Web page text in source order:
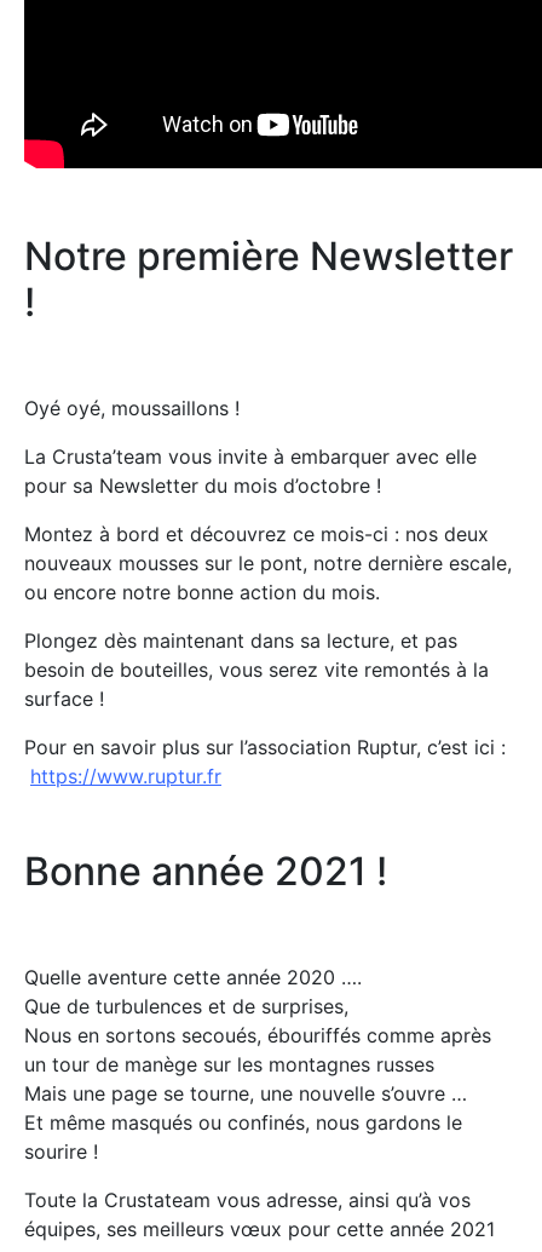
Notre première Newsletter
!
Oyé oyé, moussaillons !
La Crusta’team vous invite à embarquer avec elle
pour sa Newsletter du mois d’octobre !
Montez à bord et découvrez ce mois-ci : nos deux
nouveaux mousses sur le pont, notre dernière escale,
ou encore notre bonne action du mois.
Plongez dès maintenant dans sa lecture, et pas
besoin de bouteilles, vous serez vite remontés à la
surface !
Pour en savoir plus sur l’association Ruptur, c’est ici :
https://www.ruptur.fr
Bonne année 2021 !
Quelle aventure cette année 2020 ….
Que de turbulences et de surprises,
Nous en sortons secoués, ébouriffés comme après
un tour de manège sur les montagnes russes
Mais une page se tourne, une nouvelle s’ouvre …
Et même masqués ou confinés, nous gardons le
sourire !
Toute la Crustateam vous adresse, ainsi qu’à vos
équipes, ses meilleurs vœux pour cette année 2021